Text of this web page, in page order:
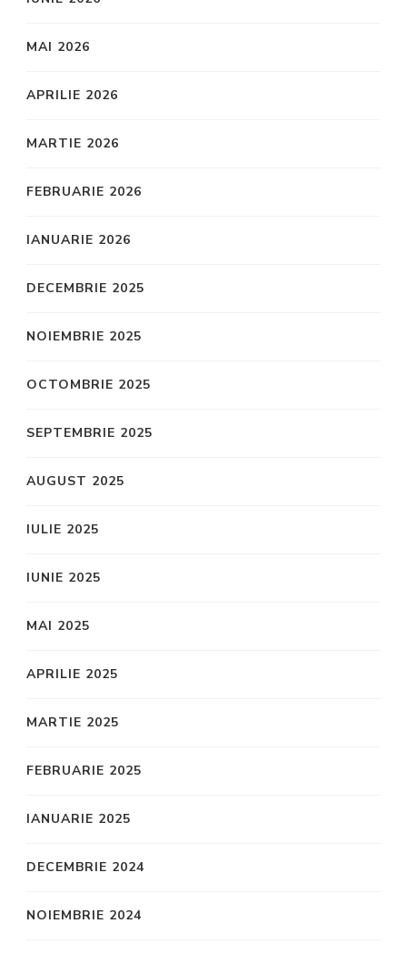
MAI 2026
APRILIE 2026
MARTIE 2026
FEBRUARIE 2026
IANUARIE 2026
DECEMBRIE 2025
NOIEMBRIE 2025
OCTOMBRIE 2025
SEPTEMBRIE 2025
AUGUST 2025
IULIE 2025
IUNIE 2025
MAI 2025
APRILIE 2025
MARTIE 2025
FEBRUARIE 2025
IANUARIE 2025
DECEMBRIE 2024
NOIEMBRIE 2024